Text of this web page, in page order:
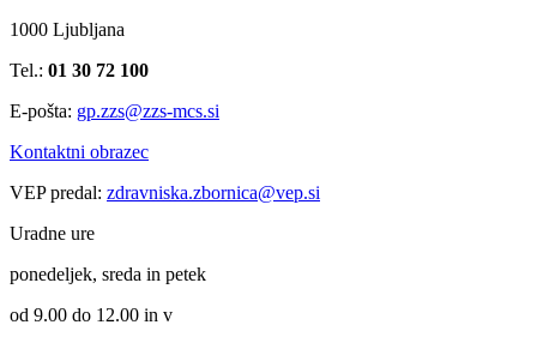
1000 Ljubljana
Tel.: 01 30 72 100
E-pošta: gp.zzs@zzs-mcs.si
Kontaktni obrazec
VEP predal: zdravniska.zbornica@vep.si
Uradne ure
ponedeljek, sreda in petek
od 9.00 do 12.00 in v